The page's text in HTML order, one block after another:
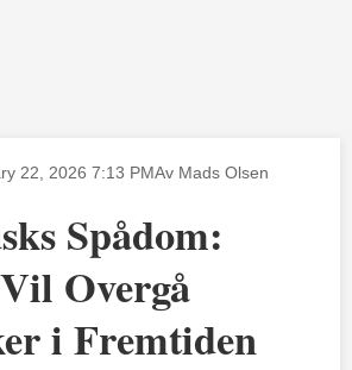
22, 2026 7:13 PMAv Mads Olsen
Spådom:
Overgå
i Fremtiden